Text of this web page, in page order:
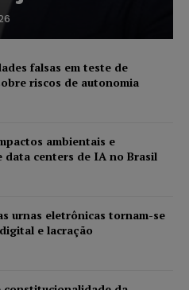
falsas em teste de
riscos de autonomia
ambientais e
data centers de IA no Brasil
urnas eletrônicas tornam-se
e lacração